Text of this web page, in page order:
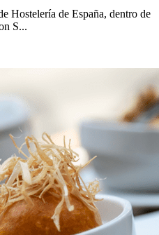
Hostelería de España, dentro de
S...